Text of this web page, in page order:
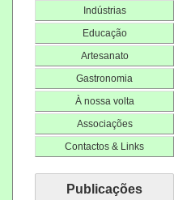
Indústrias
Educação
Artesanato
Gastronomia
À nossa volta
Associações
Contactos & Links
Publicações